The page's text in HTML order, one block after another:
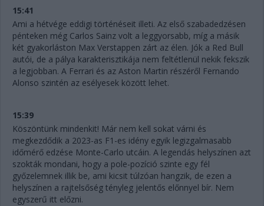
15:41
Ami a hétvége eddigi történéseit illeti. Az első szabadedzésen
pénteken még Carlos Sainz volt a leggyorsabb, míg a másik
két gyakorláston Max Verstappen zárt az élen. Jók a Red Bull
autói, de a pálya karakterisztikája nem feltétlenül nekik fekszik
a legjobban. A Ferrari és az Aston Martin részéről Fernando
Alonso szintén az esélyesek között lehet.
15:39
Köszöntünk mindenkit! Már nem kell sokat várni és
megkezdődik a 2023-as F1-es idény egyik legizgalmasabb
időmérő edzése Monte-Carlo utcáin. A legendás helyszínen azt
szokták mondani, hogy a pole-pozíció szinte egy fél
győzelemnek illik be, ami kicsit túlzóan hangzik, de ezen a
helyszínen a rajtelsőség tényleg jelentős előnnyel bír. Nem
egyszerű itt előzni.